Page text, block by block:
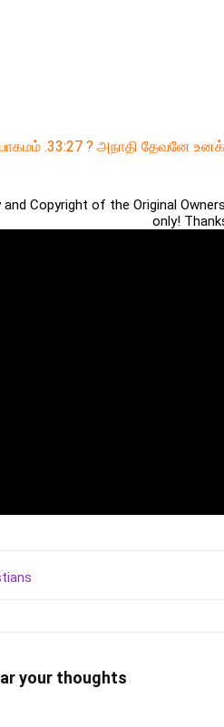
.33:27 ? அநாதி தேவனே
Copyright of the Original
only!
your thoughts